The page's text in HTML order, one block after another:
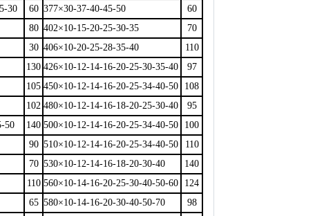
30 60 377×30-37-40-45-50
60
80 402×10-15-20-25-30-35
70
30 406×10-20-25-28-35-40
110
130 426×10-12-14-16-20-25-30-35-40
97
105 450×10-12-14-16-20-25-34-40-50
108
102 480×10-12-14-16-18-20-25-30-40
95
50 140 500×10-12-14-16-20-25-34-40-50
100
90 510×10-12-14-16-20-25-34-40-50
110
70 530×10-12-14-16-18-20-30-40
140
110 560×10-14-16-20-25-30-40-50-60
124
65 580×10-14-16-20-30-40-50-70
98